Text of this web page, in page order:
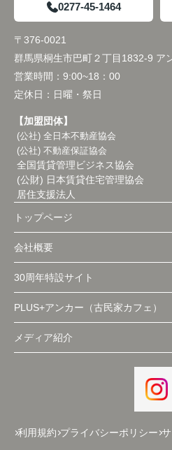
0277-45-1464
〒376-0021
群馬県桐生市巴町２丁目1832-9 ア
営業時間： 9:00~18：00
定休日： 日曜・祭日
【加盟団体】
(公社) 全日本不動産協会
(公社) 不動産保証協会
全国賃貸管理ビジネス協会
(公財) 日本賃貸住宅管理協会
居住支援法人
トップページ
会社概要
30周年特設サイト
PLUS+アンカー（古民家カフェ）
メディア紹介
利用規約 プライバシーポリシー